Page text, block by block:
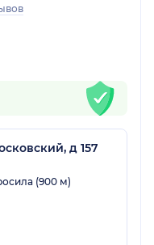
д 157
(900 м)